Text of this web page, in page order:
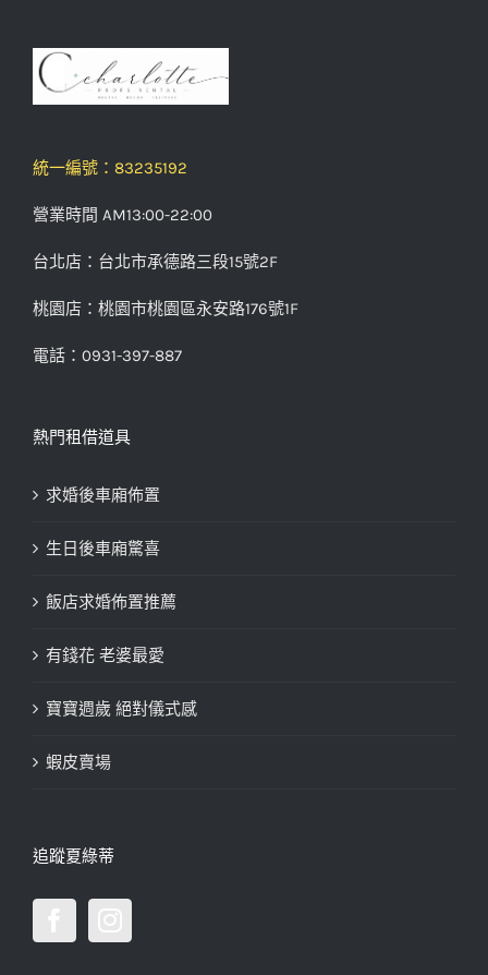
統一編號：83235192
營業時間 AM13:00-22:00
台北店：台北市承德路三段15號2F
桃園店：桃園市桃園區永安路176號1F
電話：0931-397-887
熱門租借道具
求婚後車廂佈置
生日後車廂驚喜
飯店求婚佈置推薦
有錢花 老婆最愛
寶寶週歲 絕對儀式感
蝦皮賣場
追蹤夏綠蒂